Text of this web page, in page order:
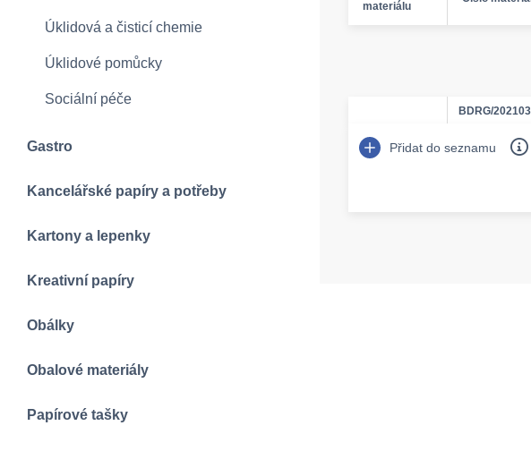
Úklidová a čisticí chemie
Úklidové pomůcky
Sociální péče
Gastro
Kancelářské papíry a potřeby
Kartony a lepenky
Kreativní papíry
Obálky
Obalové materiály
Papírové tašky
materiálu
BDRG/
Přidat do seznamu